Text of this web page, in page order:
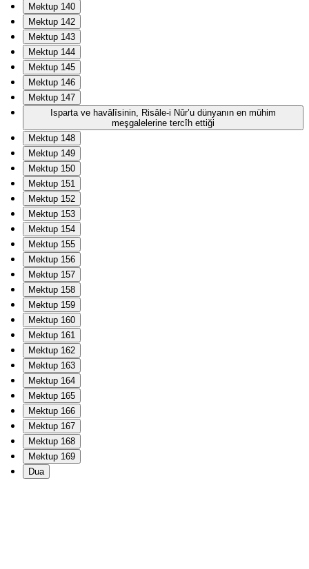
Mektup 140
Mektup 142
Mektup 143
Mektup 144
Mektup 145
Mektup 146
Mektup 147
Isparta ve havâlîsinin, Risâle-i Nûr’u dünyanın en mühim
meşgalelerine tercîh ettiği
Mektup 148
Mektup 149
Mektup 150
Mektup 151
Mektup 152
Mektup 153
Mektup 154
Mektup 155
Mektup 156
Mektup 157
Mektup 158
Mektup 159
Mektup 160
Mektup 161
Mektup 162
Mektup 163
Mektup 164
Mektup 165
Mektup 166
Mektup 167
Mektup 168
Mektup 169
Dua